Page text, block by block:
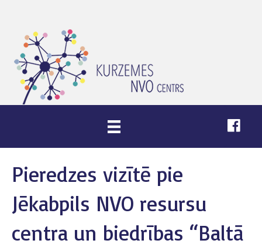
Pieredzes vizītē pie
Jēkabpils NVO resursu
centra un biedrības “Baltā